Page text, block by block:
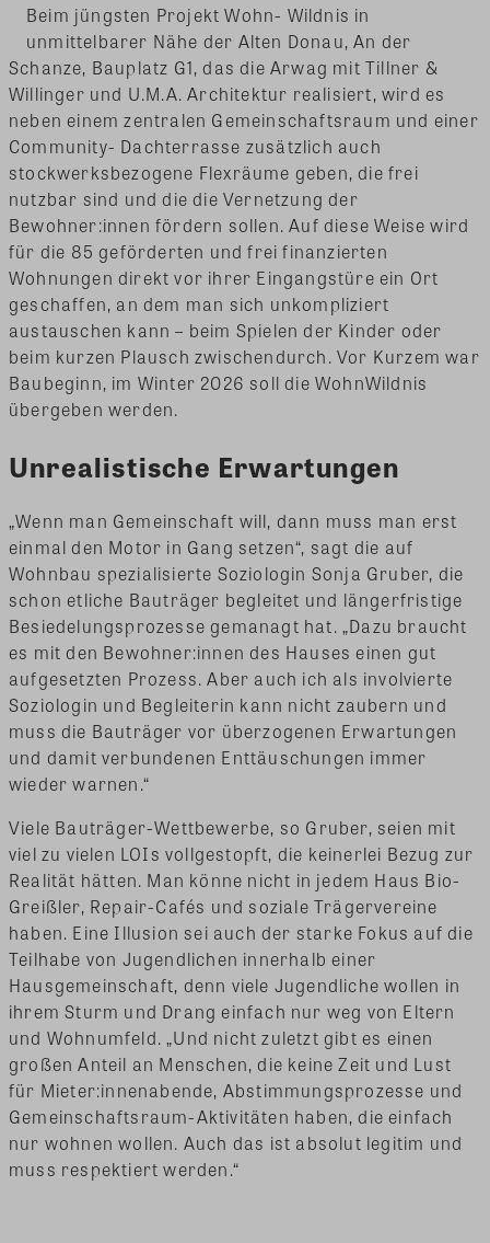
Beim jüngsten Projekt Wohn- Wildnis in
unmittelbarer Nähe der Alten Donau, An der
Schanze, Bauplatz G1, das die Arwag mit Tillner &
Willinger und U.M.A. Architektur realisiert, wird es
neben einem zentralen Gemeinschaftsraum und einer
Community- Dachterrasse zusätzlich auch
stockwerksbezogene Flexräume geben, die frei
nutzbar sind und die die Vernetzung der
Bewohner:innen fördern sollen. Auf diese Weise wird
für die 85 geförderten und frei finanzierten
Wohnungen direkt vor ihrer Eingangstüre ein Ort
geschaffen, an dem man sich unkompliziert
austauschen kann – beim Spielen der Kinder oder
beim kurzen Plausch zwischendurch. Vor Kurzem war
Baubeginn, im Winter 2026 soll die WohnWildnis
übergeben werden.
Unrealistische Erwartungen
„Wenn man Gemeinschaft will, dann muss man erst
einmal den Motor in Gang setzen“, sagt die auf
Wohnbau spezialisierte Soziologin Sonja Gruber, die
schon etliche Bauträger begleitet und längerfristige
Besiedelungsprozesse gemanagt hat. „Dazu braucht
es mit den Bewohner:innen des Hauses einen gut
aufgesetzten Prozess. Aber auch ich als involvierte
Soziologin und Begleiterin kann nicht zaubern und
muss die Bauträger vor überzogenen Erwartungen
und damit verbundenen Enttäuschungen immer
wieder warnen.“
Viele Bauträger-Wettbewerbe, so Gruber, seien mit
viel zu vielen LOIs vollgestopft, die keinerlei Bezug zur
Realität hätten. Man könne nicht in jedem Haus Bio-
Greißler, Repair-Cafés und soziale Trägervereine
haben. Eine Illusion sei auch der starke Fokus auf die
Teilhabe von Jugendlichen innerhalb einer
Hausgemeinschaft, denn viele Jugendliche wollen in
ihrem Sturm und Drang einfach nur weg von Eltern
und Wohnumfeld. „Und nicht zuletzt gibt es einen
großen Anteil an Menschen, die keine Zeit und Lust
für Mieter:innenabende, Abstimmungsprozesse und
Gemeinschaftsraum-Aktivitäten haben, die einfach
nur wohnen wollen. Auch das ist absolut legitim und
muss respektiert werden.“